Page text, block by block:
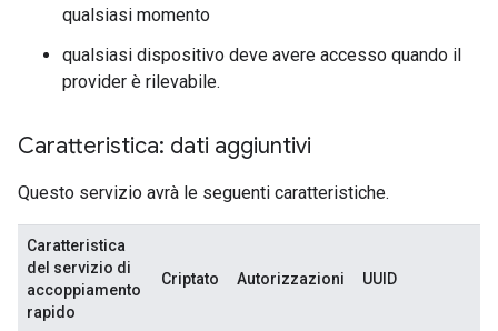
qualsiasi momento
qualsiasi dispositivo deve avere accesso quando il
provider è rilevabile.
Caratteristica: dati aggiuntivi
Questo servizio avrà le seguenti caratteristiche.
Caratteristica
del servizio di
accoppiamento
rapido
Criptato Autorizzazioni UUID